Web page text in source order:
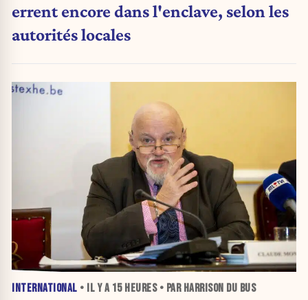
errent encore dans l'enclave, selon les
autorités locales
INTERNATIONAL • IL Y A 15 HEURES• PAR HARRISON DU BUS